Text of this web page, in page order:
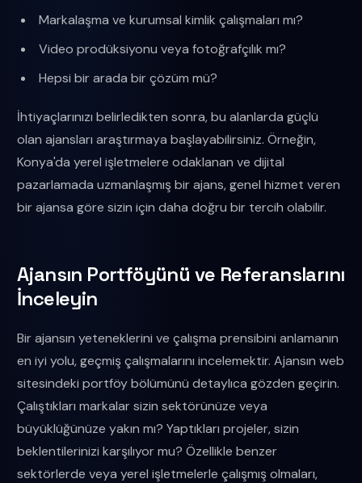
Markalaşma ve kurumsal kimlik çalışmaları mı?
Video prodüksiyonu veya fotoğrafçılık mı?
Hepsi bir arada bir çözüm mü?
İhtiyaçlarınızı belirledikten sonra, bu alanlarda güçlü
olan ajansları araştırmaya başlayabilirsiniz. Örneğin,
Konya'da yerel işletmelere odaklanan ve dijital
pazarlamada uzmanlaşmış bir ajans, genel hizmet veren
bir ajansa göre sizin için daha doğru bir tercih olabilir.
Ajansın Portföyünü ve Referanslarını
İnceleyin
Bir ajansın yeteneklerini ve çalışma prensibini anlamanın
en iyi yolu, geçmiş çalışmalarını incelemektir. Ajansın web
sitesindeki portföy bölümünü detaylıca gözden geçirin.
Çalıştıkları markalar sizin sektörünüze veya
büyüklüğünüze yakın mı? Yaptıkları projeler, sizin
beklentilerinizi karşılıyor mu? Özellikle benzer
sektörlerde veya yerel işletmelerle çalışmış olmaları,